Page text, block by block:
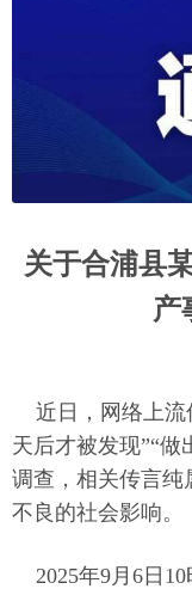
关于合浦县
产
近日，网络上流
天后才被发现”“
调查，相关传言纯
不良的社会影响。
2025年9月6日10